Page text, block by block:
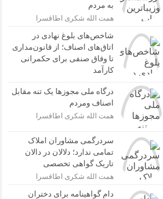
به مردم
همت الله شکری اطاقسرا
شاخص‌های بلوغ نهادی در
اتاق‌های اصناف؛ از قانون‌مداری
تا وفاق صنفی برای حکمرانی
کارآمد
درگاه ملی مجوزها یک تنه مقابل
اصناف ومردم
همت الله شکری اطاقسرا
سردرگمی مشاوران املاک
تمامی ندارد؛ دلالان در دالان
تاریک گواهی تخصصی
همت الله شکری اطاقسرا
دام گواهینامه برای دختران